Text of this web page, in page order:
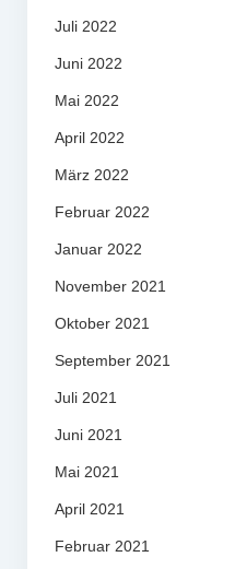
Juli 2022
Juni 2022
Mai 2022
April 2022
März 2022
Februar 2022
Januar 2022
November 2021
Oktober 2021
September 2021
Juli 2021
Juni 2021
Mai 2021
April 2021
Februar 2021